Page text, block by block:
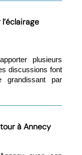
plusieurs
discussions font
grandissant par
à Annecy